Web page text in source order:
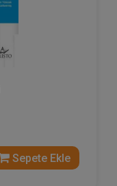
Sepete Ekle